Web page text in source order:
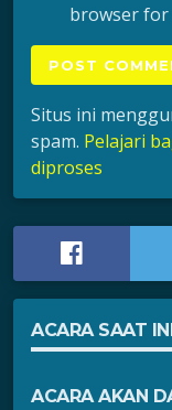
browser for
Situs ini
spam. Pelajari
diproses
ACARA SAAT
ACARA AKAN